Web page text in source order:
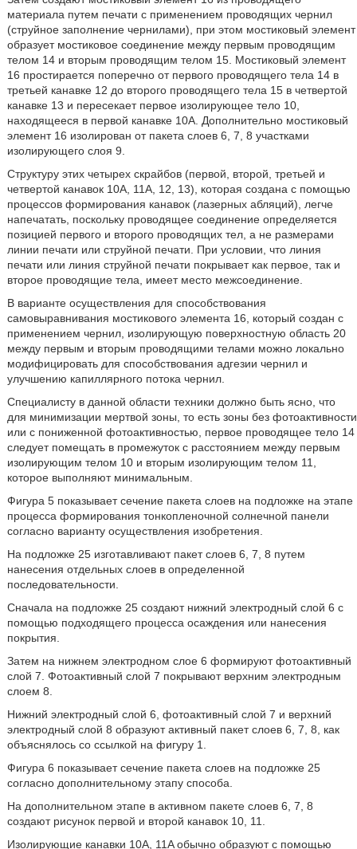
материала путем печати с применением проводящих чернил
(струйное заполнение чернилами), при этом мостиковый элемент
образует мостиковое соединение между первым проводящим
телом 14 и вторым проводящим телом 15. Мостиковый элемент
16 простирается поперечно от первого проводящего тела 14 в
третьей канавке 12 до второго проводящего тела 15 в четвертой
канавке 13 и пересекает первое изолирующее тело 10,
находящееся в первой канавке 10A. Дополнительно мостиковый
элемент 16 изолирован от пакета слоев 6, 7, 8 участками
изолирующего слоя 9.
Структуру этих четырех скрайбов (первой, второй, третьей и
четвертой канавок 10A, 11A, 12, 13), которая создана с помощью
процессов формирования канавок (лазерных абляций), легче
напечатать, поскольку проводящее соединение определяется
позицией первого и второго проводящих тел, а не размерами
линии печати или струйной печати. При условии, что линия
печати или линия струйной печати покрывает как первое, так и
второе проводящие тела, имеет место межсоединение.
В варианте осуществления для способствования
самовыравнивания мостикового элемента 16, который создан с
применением чернил, изолирующую поверхностную область 20
между первым и вторым проводящими телами можно локально
модифицировать для способствования адгезии чернил и
улучшению капиллярного потока чернил.
Специалисту в данной области техники должно быть ясно, что
для минимизации мертвой зоны, то есть зоны без фотоактивности
или с пониженной фотоактивностью, первое проводящее тело 14
следует помещать в промежуток с расстоянием между первым
изолирующим телом 10 и вторым изолирующим телом 11,
которое выполняют минимальным.
Фигура 5 показывает сечение пакета слоев на подложке на этапе
процесса формирования тонкопленочной солнечной панели
согласно варианту осуществления изобретения.
На подложке 25 изготавливают пакет слоев 6, 7, 8 путем
нанесения отдельных слоев в определенной
последовательности.
Сначала на подложке 25 создают нижний электродный слой 6 с
помощью подходящего процесса осаждения или нанесения
покрытия.
Затем на нижнем электродном слое 6 формируют фотоактивный
слой 7. Фотоактивный слой 7 покрывают верхним электродным
слоем 8.
Нижний электродный слой 6, фотоактивный слой 7 и верхний
электродный слой 8 образуют активный пакет слоев 6, 7, 8, как
объяснялось со ссылкой на фигуру 1.
Фигура 6 показывает сечение пакета слоев на подложке 25
согласно дополнительному этапу способа.
На дополнительном этапе в активном пакете слоев 6, 7, 8
создают рисунок первой и второй канавок 10, 11.
Изолирующие канавки 10A, 11A обычно образуют с помощью